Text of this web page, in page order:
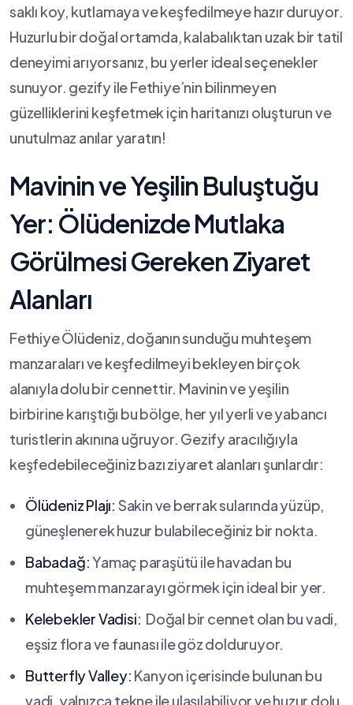
saklı koy, kutlamaya ve keşfedilmeye ‌hazır ⁤duruyor.
Huzurlu⁢ bir doğal ortamda, kalabalıktan uzak bir tatil
deneyimi arıyorsanız, bu yerler ideal ‍seçenekler
sunuyor. gezify ile​ Fethiye’nin bilinmeyen
güzelliklerini keşfetmek‍ için haritanızı oluşturun ve
unutulmaz anılar yaratın!
Mavinin ve Yeşilin Buluştuğu
Yer: Ölüdenizde Mutlaka
Görülmesi Gereken Ziyaret‌
Alanları
Fethiye ⁤Ölüdeniz, doğanın⁣ sunduğu muhteşem
manzaraları ve keşfedilmeyi bekleyen birçok
alanıyla dolu⁢ bir ‍cennettir. Mavinin ve yeşilin
birbirine‍ karıştığı bu bölge, ⁢her yıl yerli ve yabancı
turistlerin akınına uğruyor. Gezify aracılığıyla
keşfedebileceğiniz bazı ziyaret alanları şunlardır:
Ölüdeniz Plajı: Sakin ve⁤ berrak sularında yüzüp,
güneşlenerek⁣ huzur bulabileceğiniz bir nokta.
Babadağ:Yamaç⁤ paraşütü ile​ havadan bu
muhteşem manzarayı görmek için ideal bir yer.
Kelebekler Vadisi: ‌ Doğal bir cennet olan bu vadi,
eşsiz flora ve ⁢faunası⁣ ile göz dolduruyor.
Butterfly Valley: Kanyon içerisinde ⁢bulunan bu
vadi, yalnızca tekne ile ulaşılabiliyor ⁣ve huzur dolu